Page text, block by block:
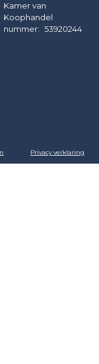
Privacy verklaring
Kamer van
Koophandel
nummer: 53920244